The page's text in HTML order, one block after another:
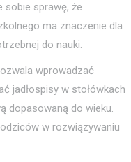
sobie sprawę, że
ma znaczenie dla
do nauki.
wprowadzać
jadłospisy w stołówkach
dopasowaną do wieku.
w rozwiązywaniu